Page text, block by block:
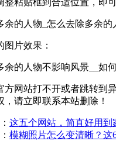
片效果：
方网站打不开或者跳转到
，请立即联系本站删除！
这五个网站，简直好用到
模糊照片怎么变清晰？这